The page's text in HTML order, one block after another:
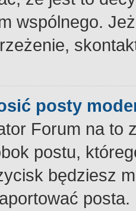
wspólnego.
posty
Forum na to
postu,
będziesz
posta.